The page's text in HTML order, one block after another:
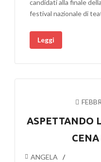
candidati alla finale
festival nazionale di
Leggi
ASPETTANDO
ANGELA